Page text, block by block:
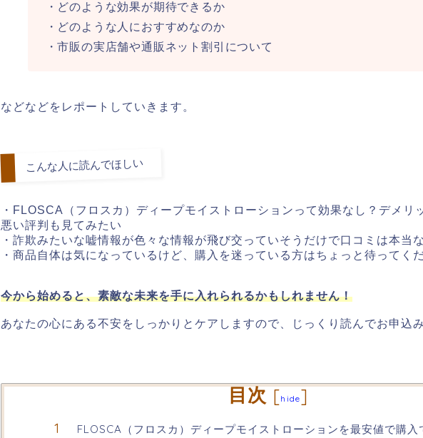
・どのような効果が期待できるか
・どのような人におすすめなのか
・市販の実店舗や通販ネット割引について
などなどをレポートしていきます。
こんな人に読んでほしい
・FLOSCA（フロスカ）ディープモイストローションって効果なし？デメリ
悪い評判も見てみたい
・詐欺みたいな嘘情報が色々な情報が飛び交っていそうだけで口コミは本当
・商品自体は気になっているけど、購入を迷っている方はちょっと待ってくだ
今から始めると、素敵な未来を手に入れられるかもしれません！
あなたの心にある不安をしっかりとケアしますので、じっくり読んでお申込
目次 [hide]
FLOSCA（フロスカ）ディープモイストローションを最安値で購入